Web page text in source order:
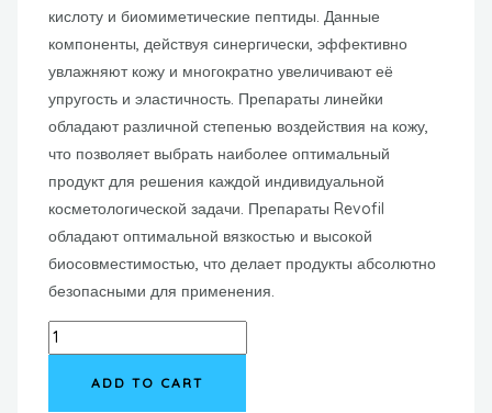
кислоту и биомиметические пептиды. Данные
компоненты, действуя синергически, эффективно
увлажняют кожу и многократно увеличивают её
упругость и эластичность. Препараты линейки
обладают различной степенью воздействия на кожу,
что позволяет выбрать наиболее оптимальный
продукт для решения каждой индивидуальной
косметологической задачи. Препараты Revofil
обладают оптимальной вязкостью и высокой
биосовместимостью, что делает продукты абсолютно
безопасными для применения.
REVOFIL
FINE
quantityADD TO CART